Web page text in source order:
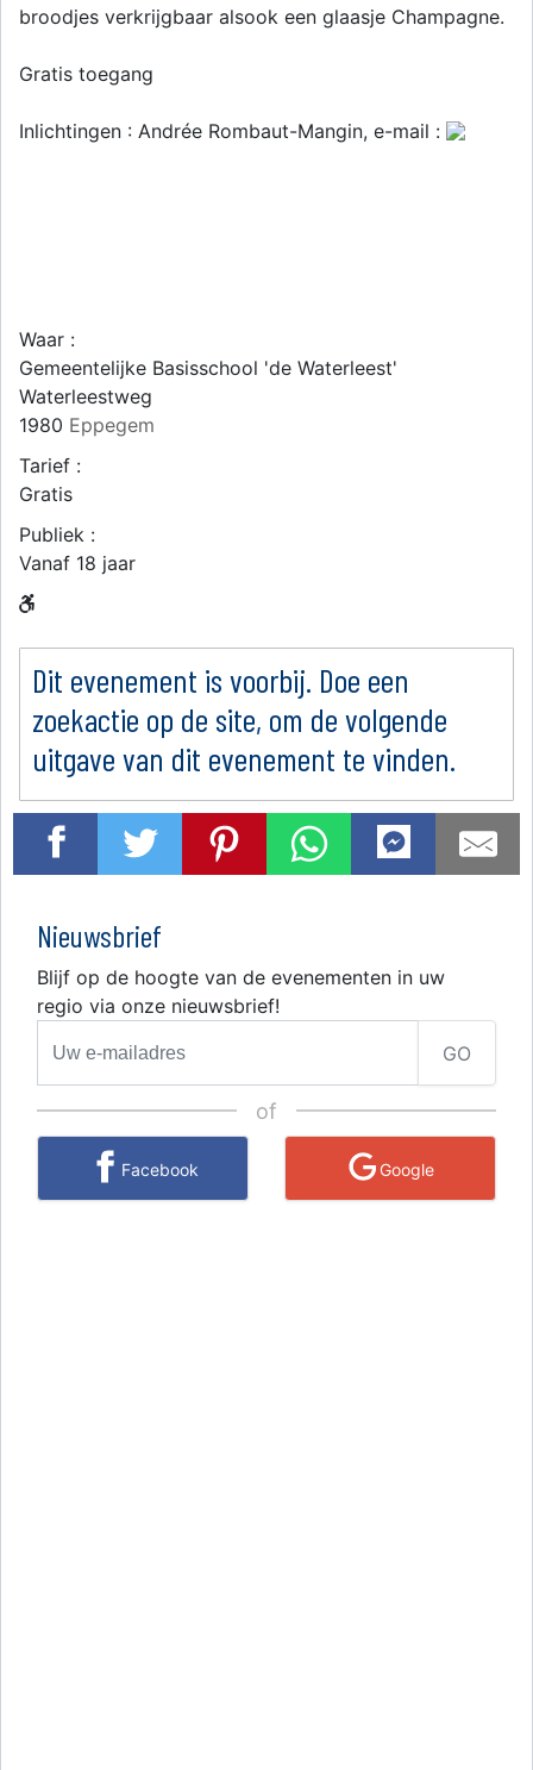
broodjes verkrijgbaar alsook een glaasje Champagne.
Gratis toegang
Inlichtingen : Andrée Rombaut-Mangin, e-mail :
Waar :
Gemeentelijke Basisschool 'de Waterleest'
Waterleestweg
1980 Eppegem
Tarief :
Gratis
Publiek :
Vanaf 18 jaar
Dit evenement is voorbij. Doe een
zoekactie op de site, om de volgende
uitgave van dit evenement te vinden.
Nieuwsbrief
Blijf op de hoogte van de evenementen in uw
regio via onze nieuwsbrief!
GO
of
Facebook Google